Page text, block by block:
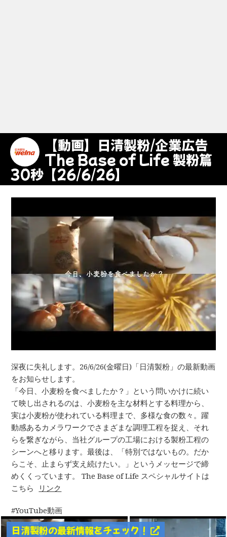
【動画】日清製粉/企業広告
The Base of Life 製粉篇
30秒【26/6/26】
深夜に失礼します。26/6/26(金曜日)「日清製粉」の最新動画
をお知らせします。
「今日、小麦粉を食べましたか？」という問いかけに続い
て映し出されるのは、小麦粉を主な材料とする料理から、
実は小麦粉が使われている料理まで、多様な食の数々。躍
動感あるカメラワークでさまざまな調理工程を捉え、それ
らを繋ぎながら、当社グループの工場における製粉工程の
シーンへと移ります。最後は、「特別ではないもの。だか
らこそ、止まらず支え続けたい。」というメッセージで締
めくくっています。 The Base of Life スペシャルサイトは
こちら
リンク
YouTube動画
日清製粉の最新情報をチェック！